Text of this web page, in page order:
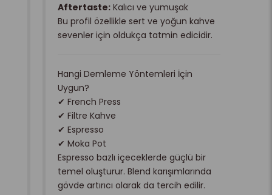
Aftertaste: Kalıcı ve yumuşak
Bu profil özellikle sert ve yoğun kahve
sevenler için oldukça tatmin edicidir.
Hangi Demleme Yöntemleri İçin
Uygun?
✔ French Press
✔ Filtre Kahve
✔ Espresso
✔ Moka Pot
Espresso bazlı içeceklerde güçlü bir
temel oluşturur. Blend karışımlarında
gövde artırıcı olarak da tercih edilir.